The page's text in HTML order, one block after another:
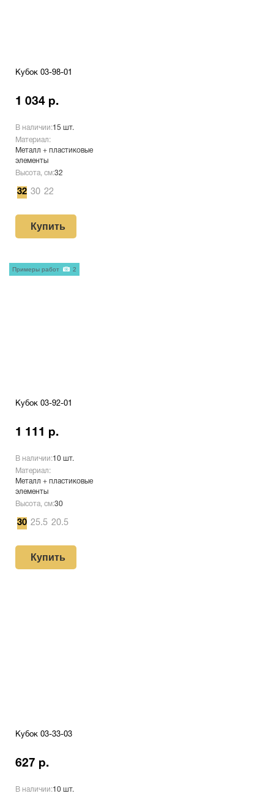
Кубок 03-98-01
1 034 р.
В наличии:15 шт.
Материал:
Металл + пластиковые
элементы
Высота, см:32
32 30 22
Купить
Кубок 03-92-01
1 111 р.
В наличии:10 шт.
Материал:
Металл + пластиковые
элементы
Высота, см:30
30 25.5 20.5
Купить
Примеры работ 2
Кубок 03-33-03
627 р.
В наличии:10 шт.